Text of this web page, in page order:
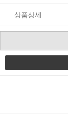
상품상세